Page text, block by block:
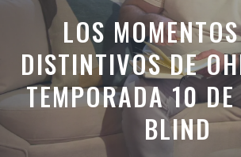
LOS
DISTINTIVOS DE
TEMPORADA 10
BLIND